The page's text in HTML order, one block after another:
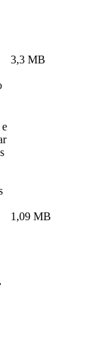
3,3 MB
1,09 MB